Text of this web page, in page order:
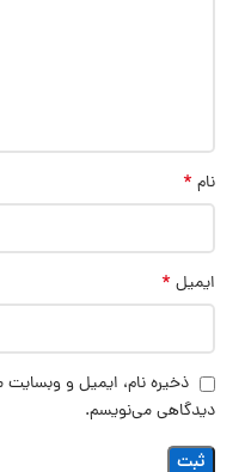
نام *
ایمیل *
ذخیره نام، ایمیل و وبسایت
دیدگاهی می‌نویسم.